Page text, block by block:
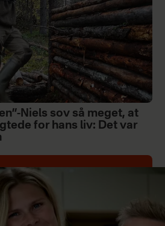
Niels sov så meget, at
for hans liv: Det var